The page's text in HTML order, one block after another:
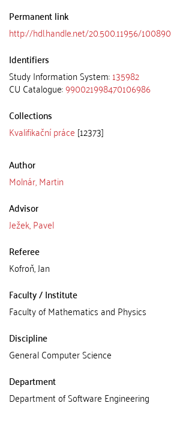
Permanent link
http://hdl.handle.net/20.500.11956/100890
Identifiers
Study Information System:135982
CU Catalogue:990021998470106986
Collections
Kvalifikační práce [12373]
Author
Molnár, Martin
Advisor
Ježek, Pavel
Referee
Kofroň, Jan
Faculty / Institute
Faculty of Mathematics and Physics
Discipline
General Computer Science
Department
Department of Software Engineering